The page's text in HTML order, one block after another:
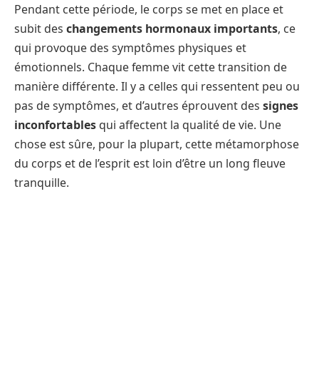
Pendant cette période, le corps se met en place et
subit des changements hormonaux importants, ce
qui provoque des symptômes physiques et
émotionnels. Chaque femme vit cette transition de
manière différente. Il y a celles qui ressentent peu ou
pas de symptômes, et d’autres éprouvent des signes
inconfortables qui affectent la qualité de vie. Une
chose est sûre, pour la plupart, cette métamorphose
du corps et de l’esprit est loin d’être un long fleuve
tranquille.